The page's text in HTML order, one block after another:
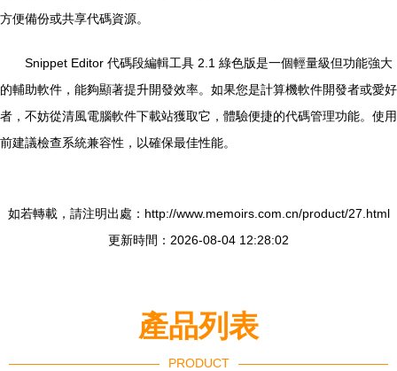
方便備份或共享代碼資源。
Snippet Editor 代碼段編輯工具 2.1 綠色版是一個輕量級但功能強大
的輔助軟件，能夠顯著提升開發效率。如果您是計算機軟件開發者或愛好
者，不妨從清風電腦軟件下載站獲取它，體驗便捷的代碼管理功能。使用
前建議檢查系統兼容性，以確保最佳性能。
如若轉載，請注明出處：http://www.memoirs.com.cn/product/27.html
更新時間：2026-08-04 12:28:02
產品列表
PRODUCT